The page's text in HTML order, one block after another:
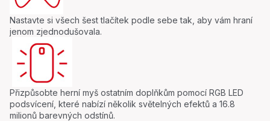
Nastavte si všech šest tlačítek podle sebe tak, aby vám hraní
jenom zjednodušovala.
Přizpůsobte herní myš ostatním doplňkům pomocí RGB LED
podsvícení, které nabízí několik světelných efektů a 16.8
milionů barevných odstínů.